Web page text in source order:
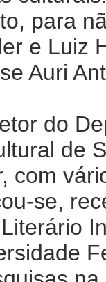
para
e Luiz
Auri
do
de
com
se,